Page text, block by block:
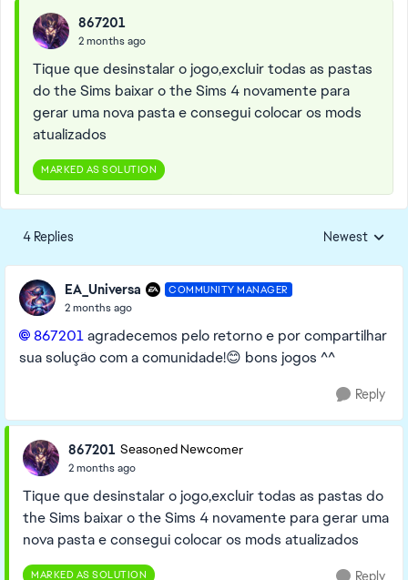
867201
2 months ago
Tique que desinstalar o jogo,excluir todas as pastas
do the Sims baixar o the Sims 4 novamente para
gerar uma nova pasta e consegui colocar os mods
atualizados
MARKED AS SOLUTION
4 Replies Replies sorted
Newest
EA_Universa COMMUNITY MANAGER
2 months ago
867201​agradecemos pelo retorno e por compartilhar
sua solução com a comunidade!😊 bons jogos ^^
Reply
867201 Seasoned Newcomer
2 months ago
Tique que desinstalar o jogo,excluir todas as pastas do
the Sims baixar o the Sims 4 novamente para gerar uma
nova pasta e consegui colocar os mods atualizados
MARKED AS SOLUTION Reply